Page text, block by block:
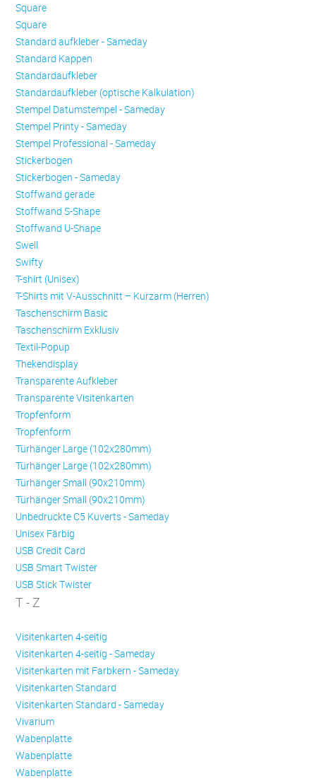
Square
Square
Standard aufkleber - Sameday
Standard Kappen
Standardaufkleber
Standardaufkleber (optische Kalkulation)
Stempel Datumstempel - Sameday
Stempel Printy - Sameday
Stempel Professional - Sameday
Stickerbogen
Stickerbogen - Sameday
Stoffwand gerade
Stoffwand S-Shape
Stoffwand U-Shape
Swell
Swifty
T-shirt (Unisex)
T-Shirts mit V-Ausschnitt – Kurzarm (Herren)
Taschenschirm Basic
Taschenschirm Exklusiv
Textil-Popup
Thekendisplay
Transparente Aufkleber
Transparente Visitenkarten
Trop­fen­form
Trop­fen­form
Türhänger Large (102x280mm)
Türhänger Large (102x280mm)
Türhänger Small (90x210mm)
Türhänger Small (90x210mm)
Unbedruckte C5 Kuverts - Sameday
Unisex Färbig
USB Credit Card
USB Smart Twister
USB Stick Twister
T - Z
Visitenkarten 4-seitig
Visitenkarten 4-seitig - Sameday
Visitenkarten mit Farbkern - Sameday
Visitenkarten Standard
Visitenkarten Standard - Sameday
Vivarium
Wabenplatte
Wabenplatte
Wabenplatte